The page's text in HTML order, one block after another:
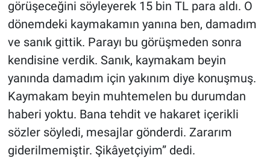
görüşeceğini söyleyerek 15 bin TL para aldı. O
dönemdeki kaymakamın yanına ben, damadım
ve sanık gittik. Parayı bu görüşmeden sonra
kendisine verdik. Sanık, kaymakam beyin
yanında damadım için yakınım diye konuşmuş.
Kaymakam beyin muhtemelen bu durumdan
haberi yoktu. Bana tehdit ve hakaret içerikli
sözler söyledi, mesajlar gönderdi. Zararım
giderilmemiştir. Şikâyetçiyim” dedi.